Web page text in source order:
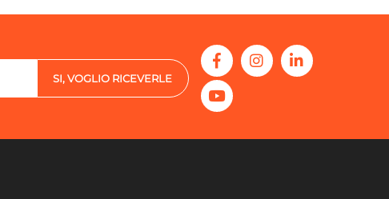
SI, VOGLIO RICEVERLE